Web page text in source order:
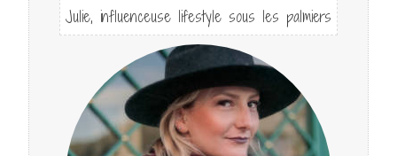
Julie, influenceuse lifestyle sous les palmiers